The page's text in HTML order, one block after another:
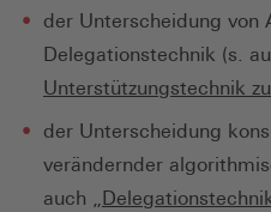
der Unterscheidung von
Delegationstechnik (s.
Unterstützungstechnik
der Unterscheidung
verändernder
auch „